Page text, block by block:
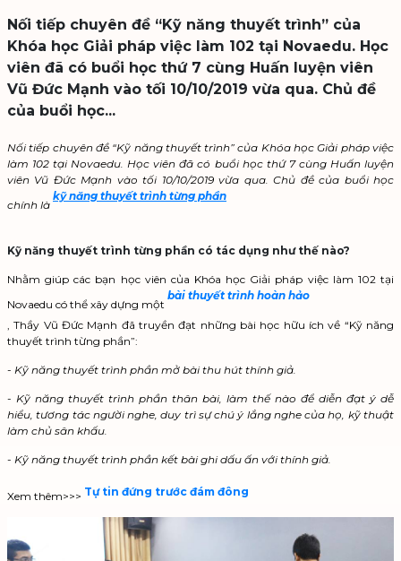
Nối tiếp chuyên đề “Kỹ năng thuyết trình” của
Khóa học Giải pháp việc làm 102 tại Novaedu. Học
viên đã có buổi học thứ 7 cùng Huấn luyện viên
Vũ Đức Mạnh vào tối 10/10/2019 vừa qua. Chủ đề
của buổi học...
Nối tiếp chuyên đề “Kỹ năng thuyết trình” của Khóa học Giải pháp việc
làm 102 tại Novaedu. Học viên đã có buổi học thứ 7 cùng Huấn luyện
viên Vũ Đức Mạnh vào tối 10/10/2019 vừa qua. Chủ đề của buổi học
chính là
kỹ năng thuyết trình từng phần
Kỹ năng thuyết trình từng phần có tác dụng như thế nào?
Nhằm giúp các bạn học viên của Khóa học Giải pháp việc làm 102 tại
Novaedu có thể xây dựng một
bài thuyết trình hoàn hảo
, Thầy Vũ Đức Mạnh đã truyền đạt những bài học hữu ích về “Kỹ năng
thuyết trình từng phần”:
- Kỹ năng thuyết trình phần mở bài thu hút thính giả.
- Kỹ năng thuyết trình phần thân bài, làm thế nào để diễn đạt ý dễ
hiểu, tương tác người nghe, duy trì sự chú ý lắng nghe của họ, kỹ thuật
làm chủ sân khấu.
- Kỹ năng thuyết trình phần kết bài ghi dấu ấn với thính giả.
Xem thêm>>> Tự tin đứng trước đám đông